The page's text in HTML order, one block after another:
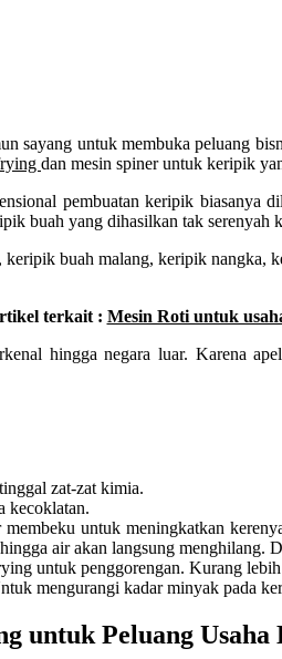
sayang untuk membuka peluang
dan mesin spiner untuk keripik
pembuatan keripik biasanya
buah yang dihasilkan tak serenyah
buah malang, keripik
terkait : Mesin Roti untuk
hingga negara luar. Karena
zat-zat kimia.
kecoklatan.
untuk meningkatkan
air akan langsung
untuk penggorengan. Kurang
mengurangi kadar minyak pada
untuk Peluang